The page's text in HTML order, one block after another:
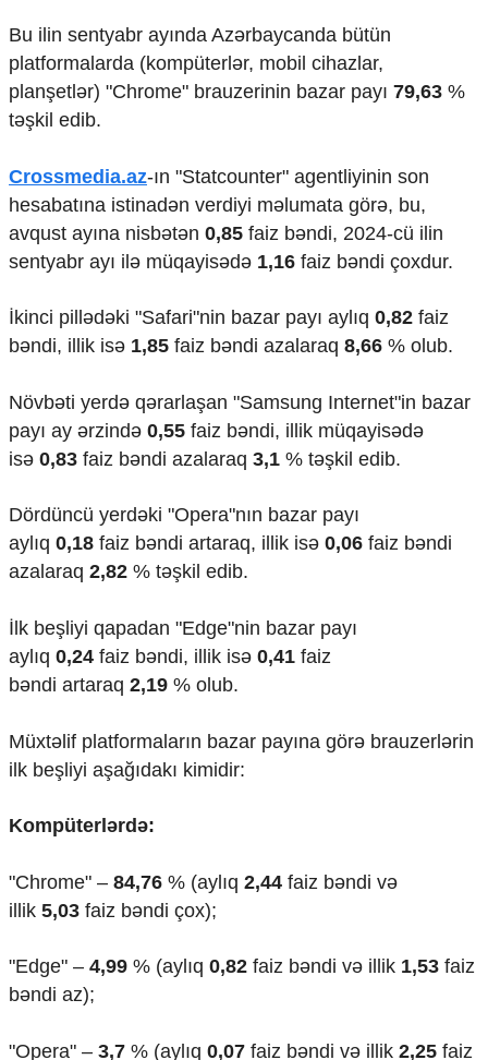
Araşdırma
Multimedia
Foto
Podcast
Humanitar
Elm və təhsil
Diaspor
Yüksəliş hekayəsi
Mədəniyyətimizin Zəfəri
Səhiyyə
Ailə və uşaq
Turizm
İqtisadi xəbərlər
Energetika
Neft-qaz
Kənd təsərrüfatı
Hərbi sənaye
Telekommunikasiya və nəqliyyat
Cəmiyyət
Crossmedia.az - 1 yaş
Siyasət
Məhkəmə və hüquq
Zəfər - 5
Gənclər və İdman
Hadisə
Sağlamlıq
Sosium
Texnologiya
Bu ilin sentyabr ayında Azərbaycanda bütün
platformalarda (kompüterlər, mobil cihazlar,
planşetlər) "Chrome" brauzerinin bazar payı 79,63 %
təşkil edib.
Crossmedia.az-ın "Statcounter" agentliyinin son
hesabatına istinadən verdiyi məlumata görə, bu,
avqust ayına nisbətən 0,85 faiz bəndi, 2024-cü ilin
sentyabr ayı ilə müqayisədə 1,16 faiz bəndi çoxdur.
İkinci pillədəki "Safari"nin bazar payı aylıq 0,82 faiz
bəndi, illik isə 1,85 faiz bəndi azalaraq 8,66 % olub.
Növbəti yerdə qərarlaşan "Samsung Internet"in bazar
payı ay ərzində 0,55 faiz bəndi, illik müqayisədə
isə 0,83 faiz bəndi azalaraq 3,1 % təşkil edib.
Dördüncü yerdəki "Opera"nın bazar payı
aylıq 0,18 faiz bəndi artaraq, illik isə 0,06 faiz bəndi
azalaraq 2,82 % təşkil edib.
İlk beşliyi qapadan "Edge"nin bazar payı
aylıq 0,24 faiz bəndi, illik isə 0,41 faiz
bəndi artaraq 2,19 % olub.
Müxtəlif platformaların bazar payına görə brauzerlərin
ilk beşliyi aşağıdakı kimidir:
Kompüterlərdə:
"Chrome" – 84,76 % (aylıq 2,44 faiz bəndi və
illik 5,03 faiz bəndi çox);
"Edge" – 4,99 % (aylıq 0,82 faiz bəndi və illik 1,53 faiz
bəndi az);
"Opera" – 3,7 % (aylıq 0,07 faiz bəndi və illik 2,25 faiz